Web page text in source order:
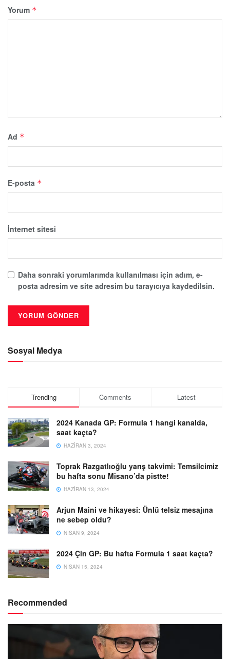
Yorum *
Ad *
E-posta *
İnternet sitesi
Daha sonraki yorumlarımda kullanılması için adım, e-
posta adresim ve site adresim bu tarayıcıya kaydedilsin.
Sosyal Medya
Trending Comments Latest
2024 Kanada GP: Formula 1 hangi kanalda,
saat kaçta?
HAZIRAN 3, 2024
Toprak Razgatlıoğlu yarış takvimi: Temsilcimiz
bu hafta sonu Misano’da pistte!
HAZIRAN 13, 2024
Arjun Maini ve hikayesi: Ünlü telsiz mesajına
ne sebep oldu?
NISAN 9, 2024
2024 Çin GP: Bu hafta Formula 1 saat kaçta?
NISAN 15, 2024
Recommended